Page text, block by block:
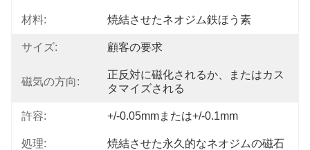
材料: 焼結させたネオジム鉄ほう素
サイズ: 顧客の要求
磁気の方向:
正反対に磁化されるか、またはカス
タマイズされる
許容: +/-0.05mmまたは+/-0.1mm
処理: 焼結させた永久的なネオジムの磁石